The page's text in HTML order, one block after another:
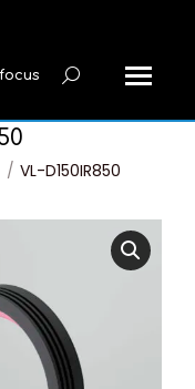
Search:
VL-D150IR850